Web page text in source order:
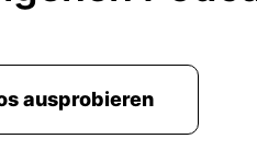
ausprobieren